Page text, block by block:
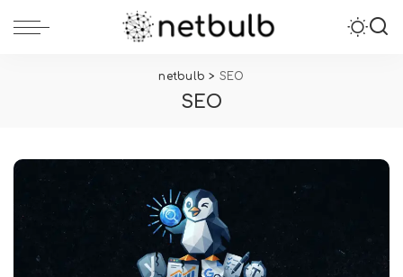
netbulb > SEO
SEO